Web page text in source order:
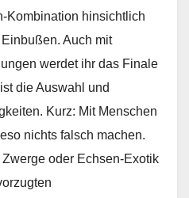
Kombination hinsichtlich
Auch mit
werdet ihr das Finale
die Auswahl und
Kurz: Mit Menschen
nichts falsch machen.
oder Echsen-Exotik